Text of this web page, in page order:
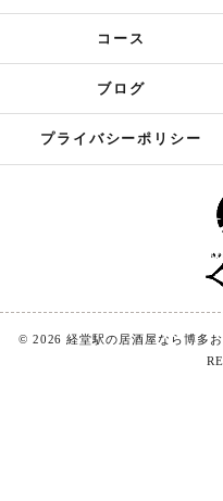
コース
ブログ
プライバシーポリシー
© 2026 経堂駅の居酒屋なら博多